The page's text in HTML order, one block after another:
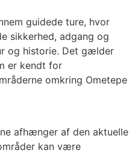
guidede ture, hvor
sikkerhed, adgang og
og historie. Det gælder
er kendt for
omkring Ometepe
afhænger af den aktuelle
kan være